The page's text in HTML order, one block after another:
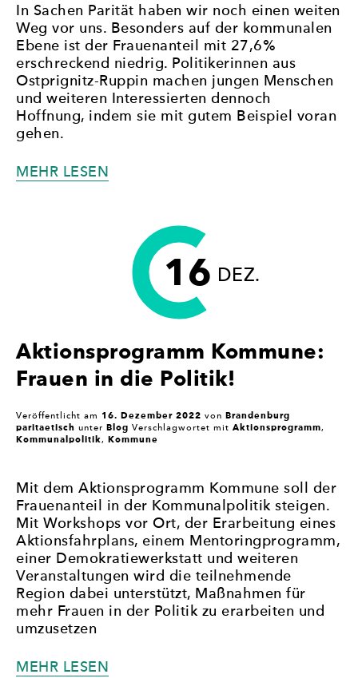
In Sachen Parität haben wir noch einen weiten
Weg vor uns. Besonders auf der kommunalen
Ebene ist der Frauenanteil mit 27,6%
erschreckend niedrig. Politikerinnen aus
Ostprignitz-Ruppin machen jungen Menschen
und weiteren Interessierten dennoch
Hoffnung, indem sie mit gutem Beispiel voran
gehen.
MEHR LESEN
OSTPRIGNITZ-
RUPPIN:
TRAUT
EUCH,
MITZUMACHEN!“
16 DEZ.
Aktionsprogramm Kommune:
Frauen in die Politik!
Veröffentlicht am 16. Dezember 2022 von Brandenburg
paritaetisch unter Blog Verschlagwortet mit Aktionsprogramm,
Kommunalpolitik, Kommune
Mit dem Aktionsprogramm Kommune soll der
Frauenanteil in der Kommunalpolitik steigen.
Mit Workshops vor Ort, der Erarbeitung eines
Aktionsfahrplans, einem Mentoringprogramm,
einer Demokratiewerkstatt und weiteren
Veranstaltungen wird die teilnehmende
Region dabei unterstützt, Maßnahmen für
mehr Frauen in der Politik zu erarbeiten und
umzusetzen
MEHR LESEN